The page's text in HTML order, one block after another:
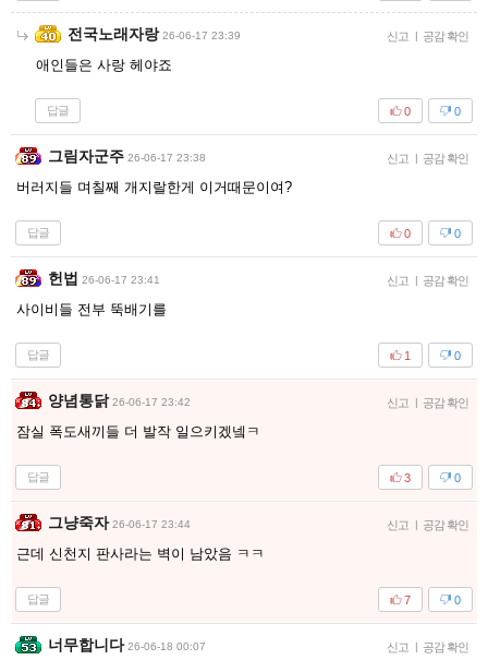
전국노래자랑 26-06-17 23:39 신고 공감 확인
애인들은 사랑 헤야죠
답글 0
0
그림자군주 26-06-17 23:38 신고 공감 확인
버러지들 며칠째 개지랄한게 이거때문이여?
답글 0
0
헌법 26-06-17 23:41 신고 공감 확인
사이비들 전부 뚝배기를
답글 0
1
양념통닭 26-06-17 23:42 신고 공감 확인
잠실 폭도새끼들 더 발작 일으키겠넼ㅋ
답글 0
3
그냥죽자 26-06-17 23:44 신고 공감 확인
근데 신천지 판사라는 벽이 남았음 ㅋㅋ
답글 0
7
너무합니다 26-06-18 00:07 신고 공감 확인